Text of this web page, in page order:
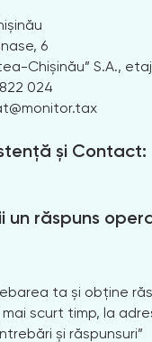
6
Chișinău” S.A.,
024
și Contact:
un răspuns
ta și obține
scurt timp, la
și răspunsuri”